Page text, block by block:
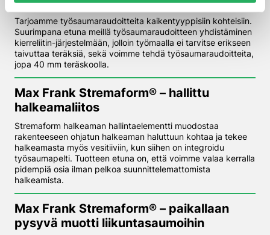
Tarjoamme työsaumaraudoitteita kaikentyyppisiin kohteisiin.
Suurimpana etuna meillä työsaumaraudoitteen yhdistäminen
kierreliitin-järjestelmään, jolloin työmaalla ei tarvitse erikseen
taivuttaa teräksiä, sekä voimme tehdä työsaumaraudoitteita,
jopa 40 mm teräskoolla.
Max Frank Stremaform® – hallittu
halkeamaliitos
Stremaform halkeaman hallintaelementti muodostaa
rakenteeseen ohjatun halkeaman haluttuun kohtaa ja tekee
halkeamasta myös vesitiiviin, kun siihen on integroidu
työsaumapelti. Tuotteen etuna on, että voimme valaa kerralla
pidempiä osia ilman pelkoa suunnittelemattomista
halkeamista.
Max Frank Stremaform® – paikallaan
pysyvä muotti liikunta­saumoihin